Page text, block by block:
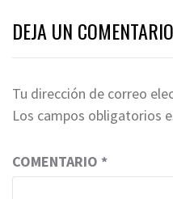
DEJA UN COMENTARIO
Tu dirección de correo
Los campos obligatorios
COMENTARIO *